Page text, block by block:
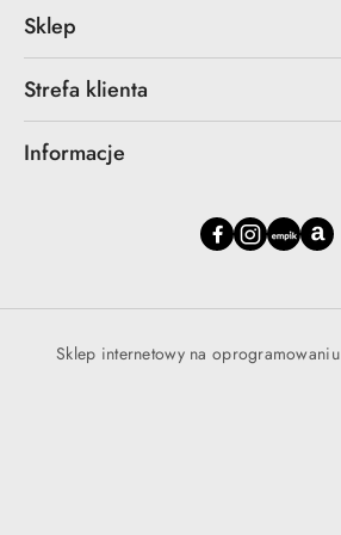
Sklep
Strefa klienta
Informacje
Sklep internetowy na oprogramowaniu